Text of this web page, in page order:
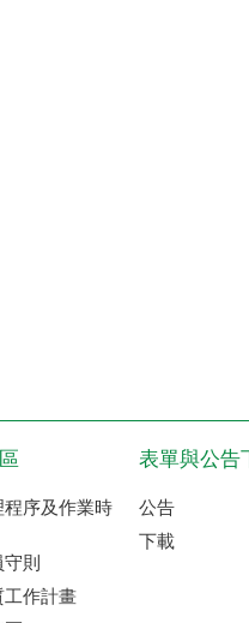
序及作業時
則
工作計畫
表單與公告
公告
下載